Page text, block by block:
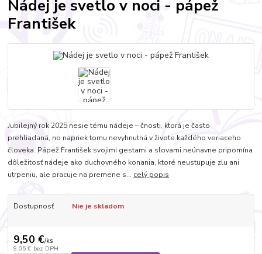
Nádej je svetlo v noci - pápež
František
Jubilejný rok 2025 nesie tému nádeje – čnosti, ktorá je často
prehliadaná, no napriek tomu nevyhnutná v živote každého veriaceho
človeka. Pápež František svojimi gestami a slovami neúnavne pripomína
dôležitosť nádeje ako duchovného konania, ktoré neustupuje zlu ani
utrpeniu, ale pracuje na premene s... celý popis
Dostupnosť Nie je skladom
9,50 €/ks
9,05 € bez DPH